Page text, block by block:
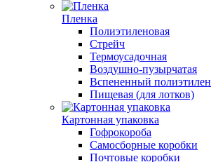
Пленка
Полиэтиленовая
Стрейч
Термоусадочная
Воздушно-пузырчатая
Вспененный полиэтилен
Пищевая (для лотков)
Картонная упаковка
Гофрокороба
Самосборные коробки
Почтовые коробки